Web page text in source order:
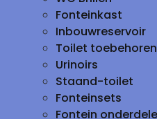
Fonteinkast
Inbouwreservoir
Toilet
Urinoirs
Staand-toilet
Fonteinsets
Fontein